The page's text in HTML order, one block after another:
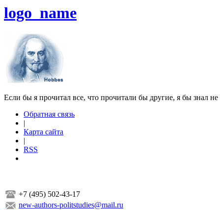
logo_name
Если бы я прочитал все, что прочитали бы другие, я бы знал
Обратная связь
|
Карта сайта
|
RSS
+7 (495) 502-43-17
new-authors-politstudies@mail.ru